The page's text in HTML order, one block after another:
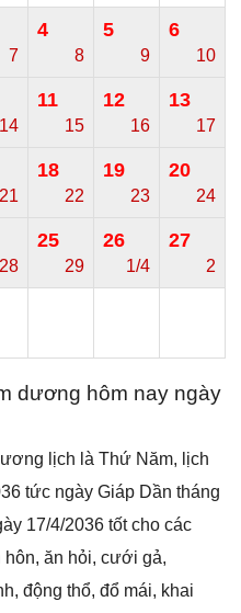
7
4
8
5
9
6
10
14
11
15
12
16
13
17
21
18
22
19
23
20
24
28
25
29
26
1/4
27
2
dương hôm nay ngày
lịch là Thứ Năm, lịch
tức ngày Giáp Dần tháng
17/4/2036 tốt cho các
hôn, ăn hỏi, cưới gả,
động thổ, đổ mái, khai